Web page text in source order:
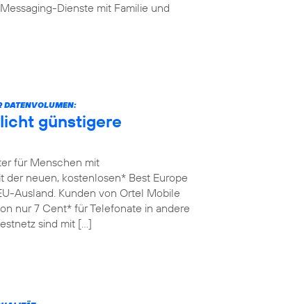
Dienste mit Familie und
DATENVOLUMEN:
günstigere
für Menschen mit
der neuen, kostenlosen* Best Europe
Ausland. Kunden von Ortel Mobile
nur 7 Cent* für Telefonate in andere
sind mit […]